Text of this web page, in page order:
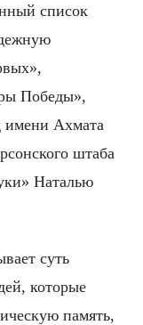
Победы»,
имени Ахмата
штаба
Наталью
суть
которые
память,